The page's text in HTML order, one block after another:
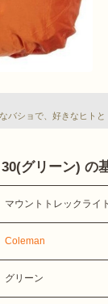
バショで、好きなヒトと
グリーン) の
マウントトレックライ
Coleman
グリーン